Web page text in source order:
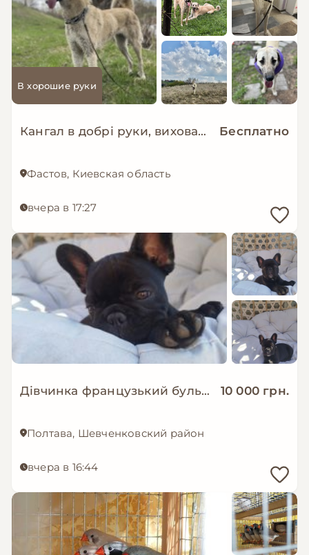
В хорошие руки
Кангал в добрі руки, вихована молода дівчинка Бесплатно
Фастов, Киевская область
вчера в 17:27
Дівчинка французький бульдог 10 000 грн.
Полтава, Шевченковский район
вчера в 16:44